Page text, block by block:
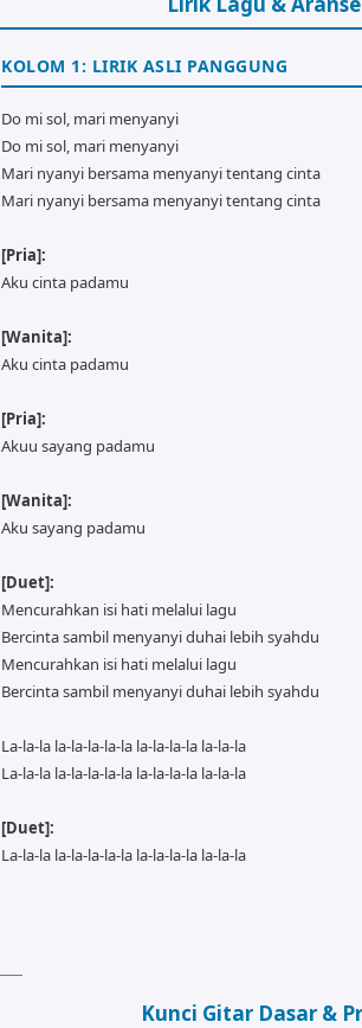
KOLOM 1: LIRIK ASLI PANGGUNG
Do mi sol, mari menyanyi
Do mi sol, mari menyanyi
Mari nyanyi bersama menyanyi tentang cinta
Mari nyanyi bersama menyanyi tentang cinta
[Pria]:
Aku cinta padamu
[Wanita]:
Aku cinta padamu
[Pria]:
Akuu sayang padamu
[Wanita]:
Aku sayang padamu
[Duet]:
Mencurahkan isi hati melalui lagu
Bercinta sambil menyanyi duhai lebih syahdu
Mencurahkan isi hati melalui lagu
Bercinta sambil menyanyi duhai lebih syahdu
La-la-la la-la-la-la-la la-la-la-la la-la-la
La-la-la la-la-la-la-la la-la-la-la la-la-la
[Duet]:
La-la-la la-la-la-la-la la-la-la-la la-la-la
Kunci Gitar Dasar &